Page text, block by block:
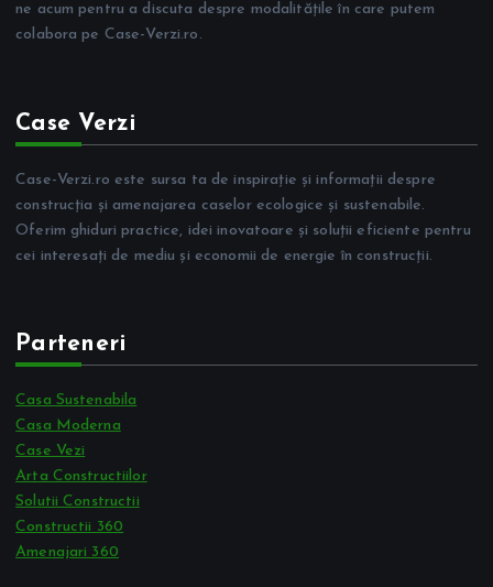
ne acum pentru a discuta despre modalitățile în care putem
colabora pe Case-Verzi.ro.
Case Verzi
Case-Verzi.ro este sursa ta de inspirație și informații despre
construcția și amenajarea caselor ecologice și sustenabile.
Oferim ghiduri practice, idei inovatoare și soluții eficiente pentru
cei interesați de mediu și economii de energie în construcții.
Parteneri
Casa Sustenabila
Casa Moderna
Case Vezi
Arta Constructiilor
Solutii Constructii
Constructii 360
Amenajari 360